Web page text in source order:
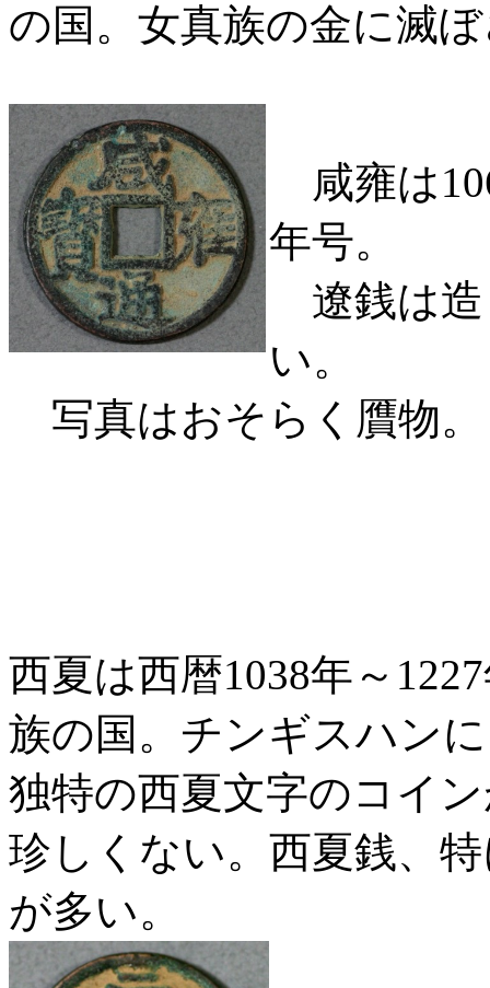
の国。女真族の金に滅
咸雍は
年号。
遼銭は造
い。
写真はおそらく贋物。
西夏は西暦1038年～
族の国。チンギスハン
独特の西夏文字のコイ
珍しくない。西夏銭、
が多い。